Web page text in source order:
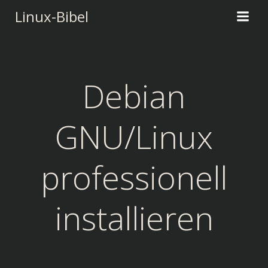
Linux-Bibel
Debian
GNU/Linux
professionell
installieren